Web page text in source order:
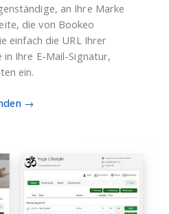
an Ihre Marke
die von Bookeo
einfach die URL Ihrer
Ihre E-Mail-Signatur,
ein.
→